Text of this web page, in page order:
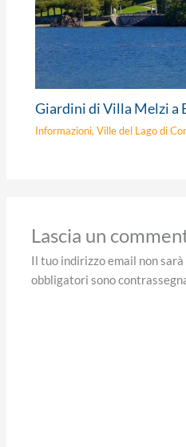
Giardini di Villa Melzi a
Informazioni,Ville del Lago di
Lascia un
Il tuo indirizzo email non
obbligatori sono